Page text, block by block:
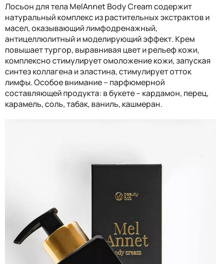
Лосьон для тела MelAnnet Body Cream содержит
натуральный комплекс из растительных экстрактов и
масел, оказывающий лимфодренажный,
антицеллюлитный и моделирующий эффект. Крем
повышает тургор, выравнивая цвет и рельеф кожи,
комплексно стимулирует омоложение кожи, запуская
синтез коллагена и эластина, стимулирует отток
лимфы. Особое внимание – парфюмерной
составляющей продукта: в букете – кардамон, перец,
карамель, соль, табак, ваниль, кашмеран.